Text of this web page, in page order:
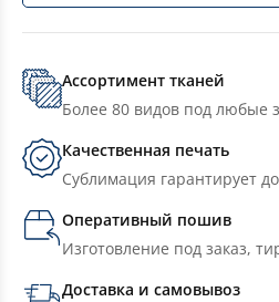
Ассортимент тканей
Более 80 видов под любые
Качественная печать
Сублимация гарантирует
Оперативный пошив
Изготовление под заказ,
Доставка и самовывоз